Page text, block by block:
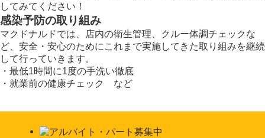
してみてください！
感染予防の取り組み
マクドナルドでは、店内の衛生管理、クルー体調チェックな
ど、安全・安心のためにこれまで実施してきた取り組みを継続
して行っていきます。
・最低1時間に1度の手洗い徹底
・就業前の健康チェック など